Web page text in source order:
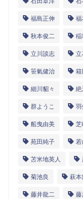
福島正伸 福
秋本俊二 稲
立川談志 立
笹氣健治 箱
細川貂々 絶
群ようこ 羽
船曳由美 芝
苑田純子 若
苫米地英人
菊池良 萩本
藤井龍二